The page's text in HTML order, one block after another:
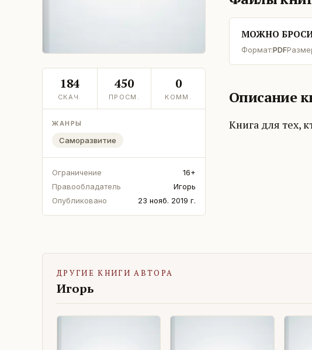
184
СКАЧ.
450
ПРОСМ.
0
КОММ.
ЖАНРЫ
Саморазвитие
Ограничение
16+
Правообладатель
Игорь
Опубликовано
23 нояб. 2019 г.
МОЖНО
Формат:PDF
Описание
Книга для тех,
ДРУГИЕ КНИГИ АВТОРА
Игорь